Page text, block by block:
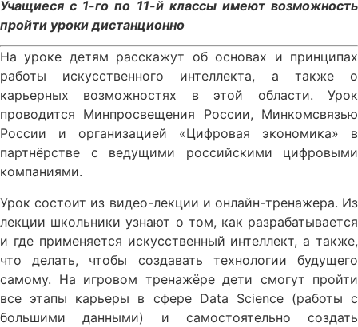
Учащиеся с 1-го по 11-й классы имеют возможность
пройти уроки дистанционно
На уроке детям расскажут об основах и принципах
работы искусственного интеллекта, а также о
карьерных возможностях в этой области. Урок
проводится Минпросвещения России, Минкомсвязью
России и организацией «Цифровая экономика» в
партнёрстве с ведущими российскими цифровыми
компаниями.
Урок состоит из видео-лекции и онлайн-тренажера. Из
лекции школьники узнают о том, как разрабатывается
и где применяется искусственный интеллект, а также,
что делать, чтобы создавать технологии будущего
самому. На игровом тренажёре дети смогут пройти
все этапы карьеры в сфере Data Scienсе (работы с
большими данными) и самостоятельно создать